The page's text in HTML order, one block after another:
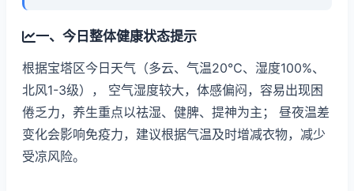
一、今日整体健康状态提示
根据宝塔区今日天气（多云、气温20℃、湿度100%、
北风1-3级）， 空气湿度较大，体感偏闷，容易出现困
倦乏力，养生重点以祛湿、健脾、提神为主； 昼夜温差
变化会影响免疫力，建议根据气温及时增减衣物，减少
受凉风险。